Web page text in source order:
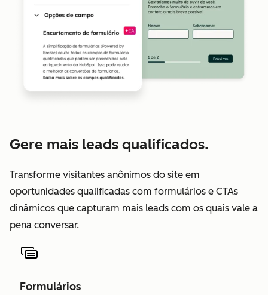
Gere mais leads qualificados.
Transforme visitantes anônimos do site em
oportunidades qualificadas com formulários e CTAs
dinâmicos que capturam mais leads com os quais vale a
pena conversar.
Formulários